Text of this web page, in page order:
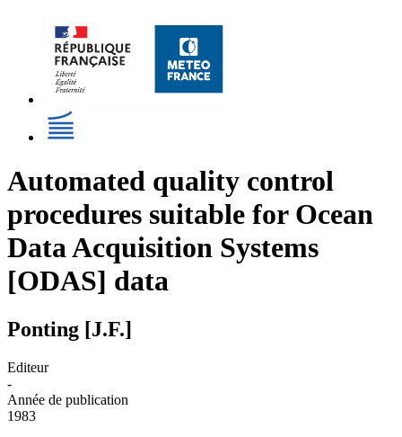
Automated quality control
procedures suitable for Ocean
Data Acquisition Systems
[ODAS] data
Ponting [J.F.]
Editeur
-
Année de publication
1983